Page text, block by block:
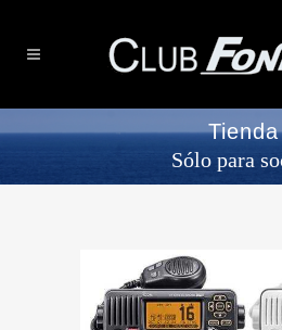
Tienda
Sólo para